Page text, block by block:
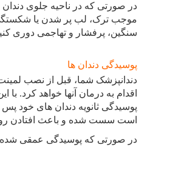
در صورتی که در ناحیه جلوی
موجب ترک، لب پر شدن یا شکستگی
سنگین، پرفشار و تهاجمی دوری
پوسیدگی دندان ها
دندانپزشک شما، قبل از نصب
اقدام به درمان آنها خواهد
پوسیدگی ثانویه دندان های خود
است سست شده و باعث افتادن
در صورتی که پوسیدگی عمقی